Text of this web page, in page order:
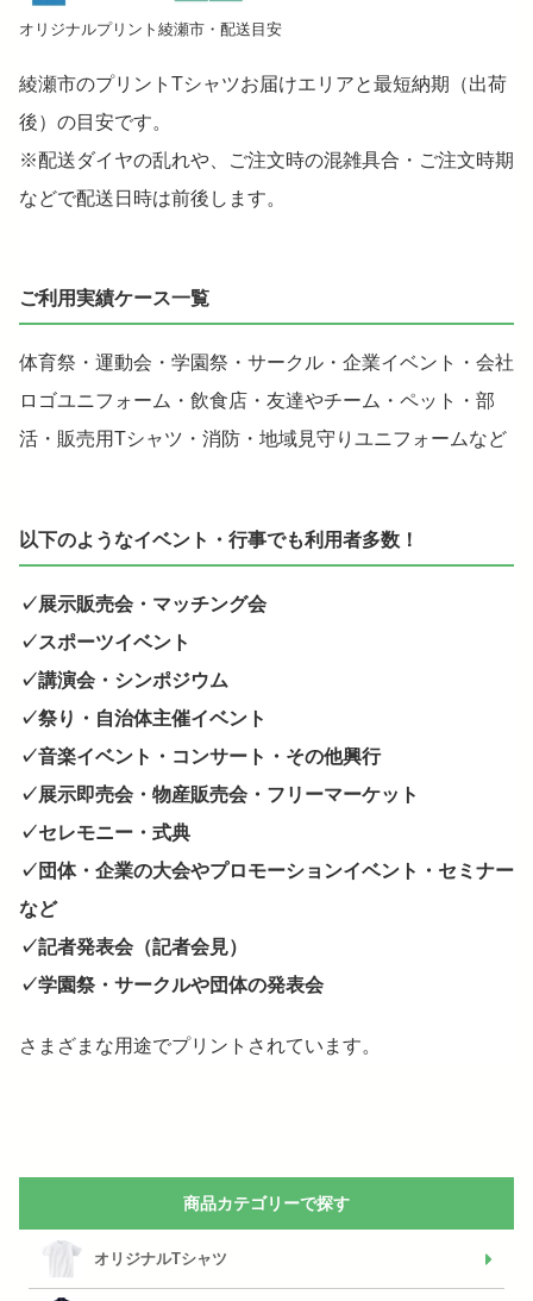
オリジナルプリント綾瀬市・配送目安
綾瀬市のプリントTシャツお届けエリアと最短納期（出荷
後）の目安です。
※配送ダイヤの乱れや、ご注文時の混雑具合・ご注文時期
などで配送日時は前後します。
ご利用実績ケース一覧
体育祭・運動会・学園祭・サークル・企業イベント・会社
ロゴユニフォーム・飲食店・友達やチーム・ペット・部
活・販売用Tシャツ・消防・地域見守りユニフォームなど
以下のようなイベント・行事でも利用者多数！
✓展示販売会・マッチング会
✓スポーツイベント
✓講演会・シンポジウム
✓祭り・自治体主催イベント
✓音楽イベント・コンサート・その他興行
✓展示即売会・物産販売会・フリーマーケット
✓セレモニー・式典
✓団体・企業の大会やプロモーションイベント・セミナー
など
✓記者発表会（記者会見）
✓学園祭・サークルや団体の発表会
さまざまな用途でプリントされています。
商品カテゴリーで探す
オリジナルTシャツ